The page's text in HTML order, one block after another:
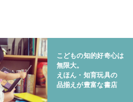
こどもの知的好奇心は
無限大。
えほん・知育玩具の
品揃えが豊富な書店